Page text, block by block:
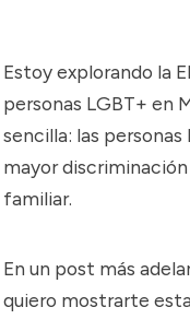
Estoy explorando la
personas LGBT+ en
sencilla: las
mayor
familiar.
En un post más
quiero mostrarte